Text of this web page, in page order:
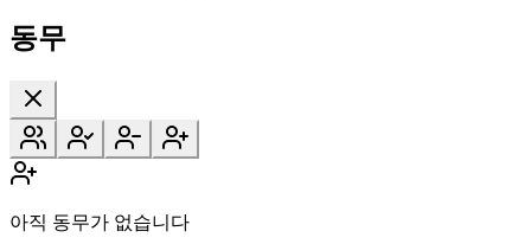
동무
아직 동무가 없습니다